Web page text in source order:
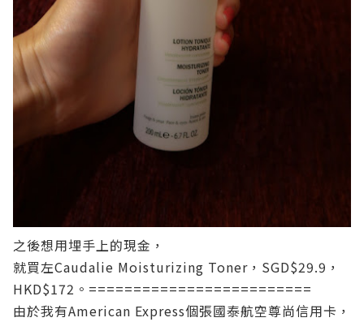
之後想用埋手上的現金，
就買左Caudalie Moisturizing Toner，SGD$29.9，
HKD$172。 =========================
由於我有American Express個張國泰航空尊尚信用卡 ，